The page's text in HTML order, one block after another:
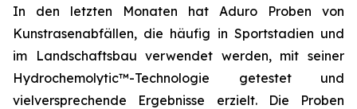
In den letzten Monaten hat Aduro Proben von
Kunstrasenabfällen, die häufig in Sportstadien und
im Landschaftsbau verwendet werden, mit seiner
Hydrochemolytic™-Technologie getestet und
vielversprechende Ergebnisse erzielt. Die Proben